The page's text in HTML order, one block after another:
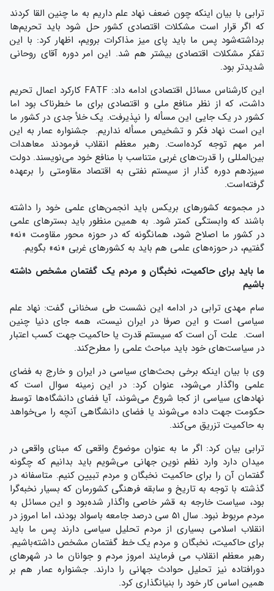
ترابی با بیان اینکه چون ضعف نهاد علم داریم به ما چنین القا کردند
که اگر قرار است مشکلات اقتصادی کشور حل شود باید تحریم‌ها
برداشته‌شود پس ما باید پای میز مذاکرات برویم، اظهار کرد: با این
تفکر مشکلات اقتصادی بیشتر هم شد. این امر‌‌ دوره آقای روحانی
شدیدتر بود.
این کارشناس مسائل اقتصادی ادامه داد: FATF کارکرد اعمال تحریم
داشت، که از نظر منافع ملی و اقتصادی برای ما خطرناک بود اما
کشور در یک جایی این مسأله را نپذیرفت. یک خلأ جدی در کشور ما
این است نهاد فکر و تشخیص مسأله نداریم. جشنواره عمار به این
امر مهم توجه کرده‌است. رهبر معظم انقلاب فرمودند معاهدات
بین‌المللی را قدرت‌های غربی متناسب با منافع خود می‌نویسند. دولت
سیزدهم دوره گذار از سیستم نفتی به اقتصاد مقاومتی را برعهده
گرفته‌است.
در مجموعه کشورهای بریکس باید انجمن‌های علمی خود را داشته
باشند که وابستگی کمتر شود. به همین منظور باید بسترهای علمی
در کشور ما اصلاح شود، همانگونه که در حوزه محور مقاومت «نه»
گفتیم، در حوزه‌های علمی هم باید به کشورهای غربی «نه» بگویم.
ما باید برای حاکمیت، نخبگان و مردم یک گفتمان مشخص داشته
باشیم
سام مهدی ترابی در ادامه این نشست طی سخنانی گفت: نهاد علم
سیاسی است و این صرفا در ایران نیست، همه جای دنیا چنین
است. علت آن است که سیستم قدرت یا حاکمیت جهت کسب اعتبار
در سیاست‌های خود باید مباحث علمی را مطرح‌کند.
وی با بیان اینکه برخی بحث‌های سیاسی در ایران و خارج به فضای
علمی واگذار می‌شود، عنوان کرد: در این زمینه سوال است که
نهادهای سیاسی از کجا شروع می‌شوند، آیا فضای دانشگاه‌ها توسط
حکومت جهت داده می‌شوند یا فضای دانشگاهی آنچه را می‌خواهد
به حاکمیت تزریق می‌کند.
ترابی بیان کرد: اگر ما به عنوان موضوع واقعی که مبنای واقعی در
میدان دارد وارد نظم نوین جهانی می‌شویم باید بدانیم که چگونه
گفتمان آن را برای حاکمیت نخبگان و مردم تبیین کنیم. متاسفانه در
گذشته با توجه به تاریخ و سابقه فرهنگی کشورمان که بسیار نخبه‌گرا
بود، سیاست خارجه به قشر خاصی واگذار شده‌بود و این مسائل به
مردم مربوط نبود. سال ۵۱ سی درصد جامعه باسواد بودند، اما امروز در
انقلاب اسلامی بسیاری از مردم تحلیل سیاسی دارند پس ما باید
برای حاکمیت، نخبگان و مردم یک خط گفتمان مشخص داشته‌باشیم.
رهبر معظم انقلاب می فرمایند امروز مردم و جوانان ما در شهرهای
دورافتاده نیز تحلیل حوادث جهانی را دارند. جشنواره عمار هم بر
همین اساس کار خود را بنیانگذاری کرد.